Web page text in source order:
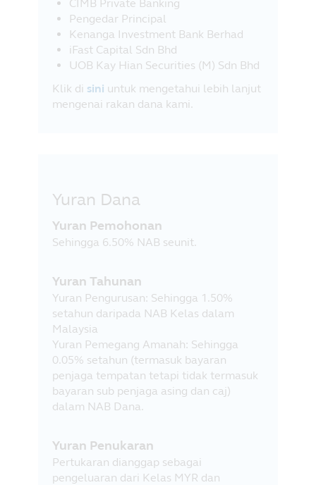
CIMB Private Banking
Pengedar Principal
Kenanga Investment Bank Berhad
iFast Capital Sdn Bhd
UOB Kay Hian Securities (M) Sdn Bhd
Klik di sini untuk mengetahui lebih lanjut
mengenai rakan dana kami.
Yuran Dana
Yuran Pemohonan
Sehingga 6.50% NAB seunit.
Yuran Tahunan
Yuran Pengurusan: Sehingga 1.50%
setahun daripada NAB Kelas dalam
Malaysia
Yuran Pemegang Amanah: Sehingga
0.05% setahun (termasuk bayaran
penjaga tempatan tetapi tidak termasuk
bayaran sub penjaga asing dan caj)
dalam NAB Dana.
Yuran Penukaran
Pertukaran dianggap sebagai
pengeluaran dari Kelas MYR dan